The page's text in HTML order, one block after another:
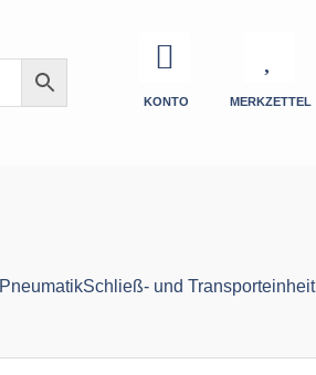
KONTO
MERKZETTEL
PneumatikSchließ- und Transporteinheit